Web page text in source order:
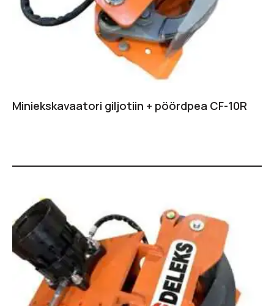
Miniekskavaatori giljotiin + pöördpea CF-10R